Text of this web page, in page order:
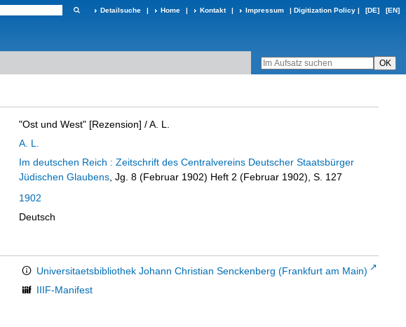
Detailsuche | Home | Kontakt | Impressum | Digitization Policy | [DE] [EN]
"Ost und West" [Rezension] / A. L.
A. L.
Im deutschen Reich : Zeitschrift des Centralvereins Deutscher Staatsbürger
Jüdischen Glaubens , Jg. 8 (Februar 1902) Heft 2 (Februar 1902), S. 127
1902
Deutsch
Universitaetsbibliothek Johann Christian Senckenberg (Frankfurt am Main)
IIIF-Manifest